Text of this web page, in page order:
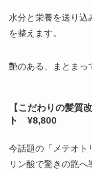
水分と栄養を送り込
を整えます。
艶のある、まとまっ
【こだわりの髪質
ト ¥8,800
今話題の「メテオト
リン酸で驚きの艶